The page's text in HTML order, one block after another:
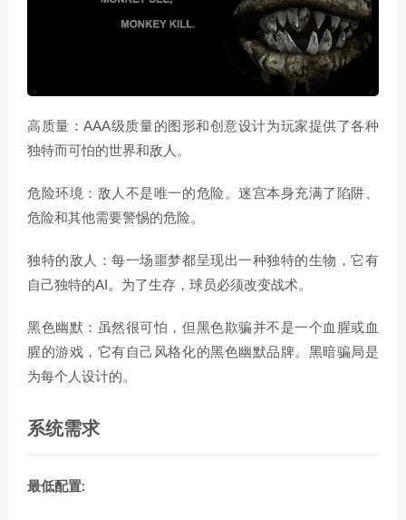
高质量：AAA级质量的图形和创意设计为玩家提供了各种
独特而可怕的世界和敌人。
危险环境：敌人不是唯一的危险。迷宫本身充满了陷阱、
危险和其他需要警惕的危险。
独特的敌人：每一场噩梦都呈现出一种独特的生物，它有
自己独特的AI。为了生存，球员必须改变战术。
黑色幽默：虽然很可怕，但黑色欺骗并不是一个血腥或血
腥的游戏，它有自己风格化的黑色幽默品牌。黑暗骗局是
为每个人设计的。
系统需求
最低配置: